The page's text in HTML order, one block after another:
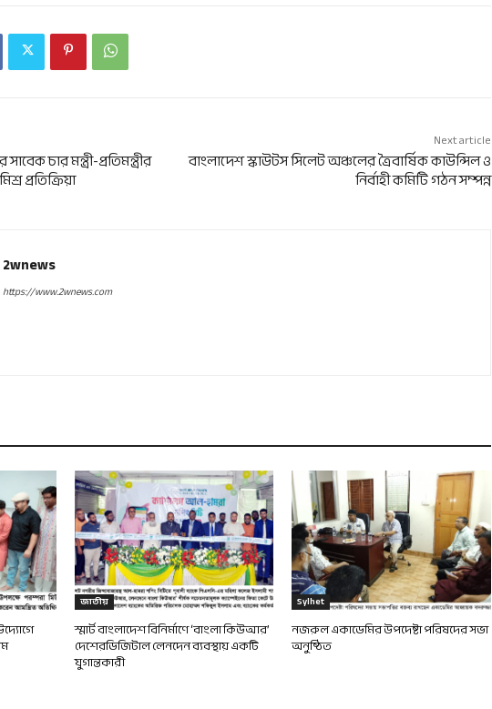
চার মন্ত্রী-প্রতিমন্ত্রীর
প্রতিক্রিয়া
Next article
বাংলাদেশ স্কাউটস সিলেট অঞ্চলের ত্রৈবার্ষিক কাউন্সিল ও
নির্বাহী কমিটি গঠন সম্পন্ন
2wnews
https://www.2wnews.com
জাতীয়
স্মার্ট বাংলাদেশ বিনির্মাণে ‘বাংলা কিউআর’
দেশেরডিজিটাল লেনদেন ব্যবস্থায় একটি
যুগান্তকারী
Sylhet
নজরুল একাডেমির উপদেষ্টা পরিষদের সভা
অনুষ্ঠিত